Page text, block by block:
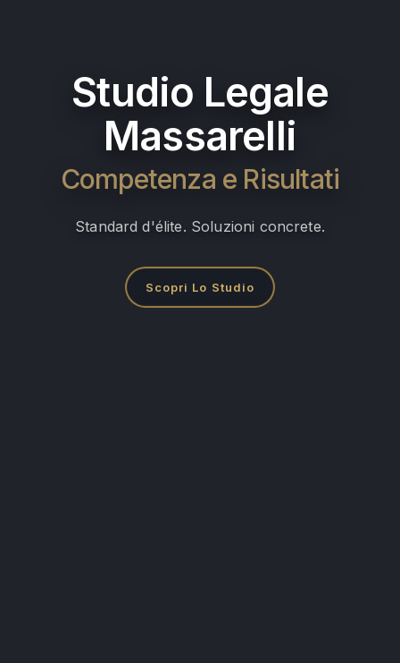
Studio Legale
Massarelli
Competenza e Risultati
Standard d'élite. Soluzioni concrete.
Scopri Lo Studio